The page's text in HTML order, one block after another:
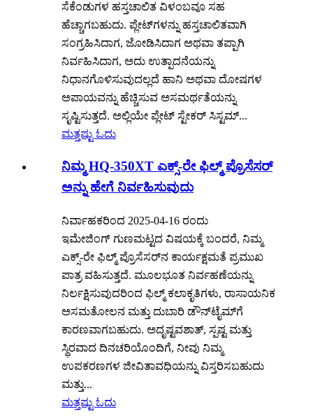
ಸೆಕೆಂಡುಗಳ ಹಸ್ತಚಾಲಿತ ವಿಳಂಬವೂ ಸಹ
ಹೆಚ್ಚಾಗಬಹುದು. ಪ್ಲೇಟ್‌ಗಳನ್ನು ಹಸ್ತಚಾಲಿತವಾಗಿ
ಸಂಗ್ರಹಿಸಿದಾಗ, ಜೋಡಿಸಿದಾಗ ಅಥವಾ ತಪ್ಪಾಗಿ
ನಿರ್ವಹಿಸಿದಾಗ, ಅದು ಉತ್ಪಾದನೆಯನ್ನು
ನಿಧಾನಗೊಳಿಸುವುದಲ್ಲದೆ ಹಾನಿ ಅಥವಾ ದೋಷಗಳ
ಅಪಾಯವನ್ನು ಹೆಚ್ಚಿಸುವ ಅಸಮರ್ಥತೆಯನ್ನು
ಸೃಷ್ಟಿಸುತ್ತದೆ. ಅಲ್ಲಿಯೇ ಪ್ಲೇಟ್ ಸ್ಟೇಕರ್ ಸಿಸ್ಟಮ್...
ಮತ್ತಷ್ಟು ಓದು
ನಿಮ್ಮ HQ-350XT ಎಕ್ಸ್-ರೇ ಫಿಲ್ಮ್ ಪ್ರೊಸೆಸರ್
ಅನ್ನು ಹೇಗೆ ನಿರ್ವಹಿಸುವುದು
ನಿರ್ವಾಹಕರಿಂದ 2025-04-16 ರಂದು
ಇಮೇಜಿಂಗ್ ಗುಣಮಟ್ಟದ ವಿಷಯಕ್ಕೆ ಬಂದರೆ, ನಿಮ್ಮ
ಎಕ್ಸ್-ರೇ ಫಿಲ್ಮ್ ಪ್ರೊಸೆಸರ್‌ನ ಕಾರ್ಯಕ್ಷಮತೆ ಪ್ರಮುಖ
ಪಾತ್ರ ವಹಿಸುತ್ತದೆ. ಮೂಲಭೂತ ನಿರ್ವಹಣೆಯನ್ನು
ನಿರ್ಲಕ್ಷಿಸುವುದರಿಂದ ಫಿಲ್ಮ್ ಕಲಾಕೃತಿಗಳು, ರಾಸಾಯನಿಕ
ಅಸಮತೋಲನ ಮತ್ತು ದುಬಾರಿ ಡೌನ್‌ಟೈಮ್‌ಗೆ
ಕಾರಣವಾಗಬಹುದು. ಅದೃಷ್ಟವಶಾತ್, ಸ್ಪಷ್ಟ ಮತ್ತು
ಸ್ಥಿರವಾದ ದಿನಚರಿಯೊಂದಿಗೆ, ನೀವು ನಿಮ್ಮ
ಉಪಕರಣಗಳ ಜೀವಿತಾವಧಿಯನ್ನು ವಿಸ್ತರಿಸಬಹುದು
ಮತ್ತು...
ಮತ್ತಷ್ಟು ಓದು